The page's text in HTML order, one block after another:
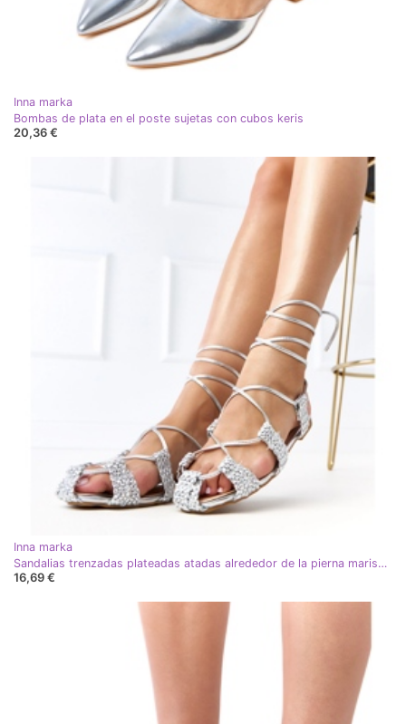
Inna marka
Bombas de plata en el poste sujetas con cubos keris
20,36 €
Inna marka
Sandalias trenzadas plateadas atadas alrededor de la pierna marisel plata
16,69 €